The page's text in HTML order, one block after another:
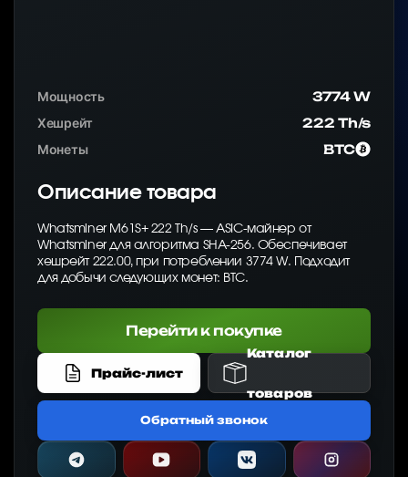
Мощность
3774 W
Хешрейт
222 Th/s
Монеты
BTC
Описание товара
Whatsminer M61S+ 222 Th/s — ASIC-майнер от
Whatsminer для алгоритма SHA-256. Обеспечивает
хешрейт 222.00, при потреблении 3774 W. Подходит
для добычи следующих монет: BTC.
Перейти к покупке
Прайс-лист
Каталог
товаров
Обратный звонок